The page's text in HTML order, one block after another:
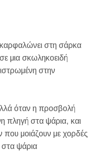
στη σάρκα
μια σκωληκοειδή
στην
όταν η προσβολή
πληγή στα ψάρια, και
μοιάζουν με χορδές
στα ψάρια